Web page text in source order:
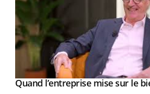
Youtube
Quand l’entreprise mise sur le